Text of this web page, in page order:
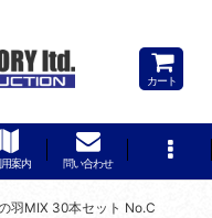
カート
用案内 問い合わせ
羽MIX 30本セット No.C